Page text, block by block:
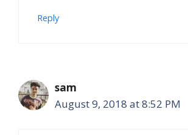
Reply
sam
August 9, 2018 at 8:52 PM